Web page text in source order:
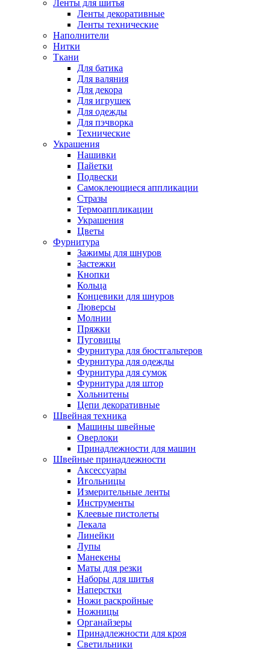
Ленты для шитья
Ленты декоративные
Ленты технические
Наполнители
Нитки
Ткани
Для батика
Для валяния
Для декора
Для игрушек
Для одежды
Для пэчворка
Технические
Украшения
Нашивки
Пайетки
Подвески
Самоклеющиеся аппликации
Стразы
Термоаппликации
Украшения
Цветы
Фурнитура
Зажимы для шнуров
Застежки
Кнопки
Кольца
Концевики для шнуров
Люверсы
Молнии
Пряжки
Пуговицы
Фурнитура для бюстгальтеров
Фурнитура для одежды
Фурнитура для сумок
Фурнитура для штор
Хольнитены
Цепи декоративные
Швейная техника
Машины швейные
Оверлоки
Принадлежности для машин
Швейные принадлежности
Аксессуары
Игольницы
Измерительные ленты
Инструменты
Клеевые пистолеты
Лекала
Линейки
Лупы
Манекены
Маты для резки
Наборы для шитья
Наперстки
Ножи раскройные
Ножницы
Органайзеры
Принадлежности для кроя
Светильники